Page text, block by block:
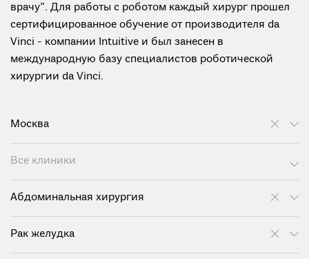
врачу”. Для работы с роботом каждый хирург прошел
сертифицированное обучение от производителя da
Vinci - компании Intuitive и был занесен в
международную базу специалистов роботической
хирургии da Vinci.
Москва
Все клиники
Абдоминальная хирургия
Рак желудка